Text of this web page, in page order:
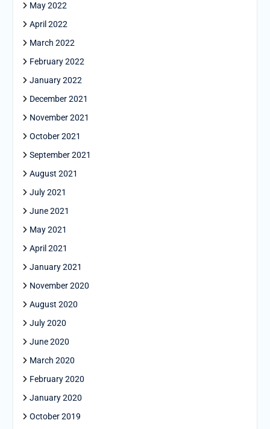
May 2022
April 2022
March 2022
February 2022
January 2022
December 2021
November 2021
October 2021
September 2021
August 2021
July 2021
June 2021
May 2021
April 2021
January 2021
November 2020
August 2020
July 2020
June 2020
March 2020
February 2020
January 2020
October 2019